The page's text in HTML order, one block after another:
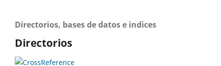
Directorios, bases de datos e indices
Directorios